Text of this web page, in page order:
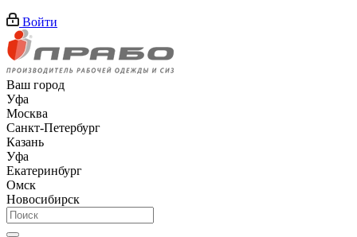
Войти
Ваш город
Уфа
Москва
Санкт-Петербург
Казань
Уфа
Екатеринбург
Омск
Новосибирск